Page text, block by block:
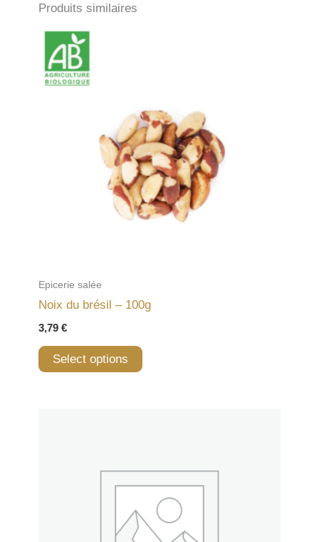
Produits similaires
Epicerie salée
Noix du brésil – 100g
3,79 €
Select options